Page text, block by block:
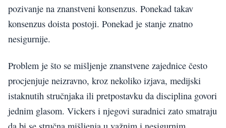
pozivanje na znanstveni konsenzus. Ponekad takav
konsenzus doista postoji. Ponekad je stanje znatno
nesigurnije.
Problem je što se mišljenje znanstvene zajednice često
procjenjuje neizravno, kroz nekoliko izjava, medijski
istaknutih stručnjaka ili pretpostavku da disciplina govori
jednim glasom. Vickers i njegovi suradnici zato smatraju